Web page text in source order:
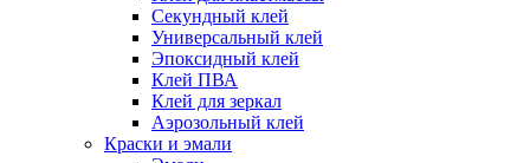
Секундный клей
Универсальный клей
Эпоксидный клей
Клей ПВА
Клей для зеркал
Аэрозольный клей
Краски и эмали